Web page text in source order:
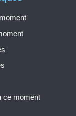
ce moment